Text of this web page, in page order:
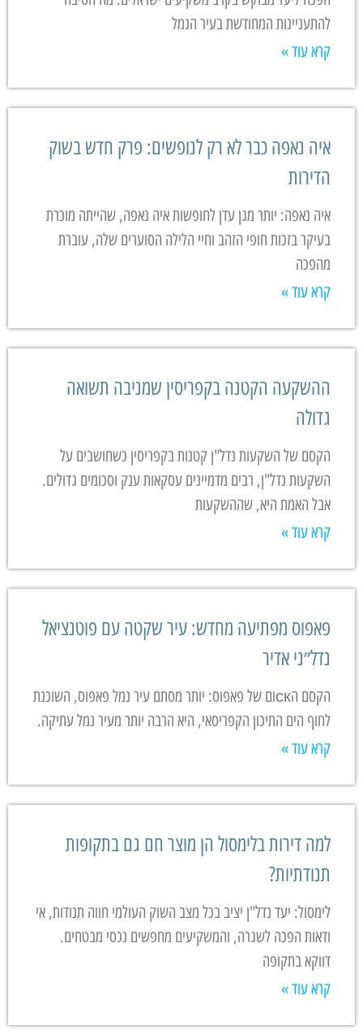
להתעניינות המחודשת בעיר הנמל
קרא עוד »
איה נאפה כבר לא רק לנופשים: פרק חדש בשוק
הדירות
איה נאפה: יותר מגן עדן לחופשות איה נאפה, שהייתה מוכרת
בעיקר בזכות חופי הזהב וחיי הלילה הסוערים שלה, עוברת
מהפכה
קרא עוד »
ההשקעה הקטנה בקפריסין שמניבה תשואה
גדולה
הקסם של השקעות נדל"ן קטנות בקפריסין כשחושבים על
השקעות נדל"ן, רבים מדמיינים עסקאות ענק וסכומים גדולים.
אבל האמת היא, שההשקעות
קרא עוד »
פאפוס מפתיעה מחדש: עיר שקטה עם פוטנציאל
נדל״ני אדיר
הקסם הскום של פאפוס: יותר מסתם עיר נמל פאפוס, השוכנת
לחוף הים התיכון הקפריסאי, היא הרבה יותר מעיר נמל עתיקה.
קרא עוד »
למה דירות בלימסול הן מוצר חם גם בתקופות
תנודתיות?
לימסול: יעד נדל"ן יציב בכל מצב השוק העולמי חווה תנודות, אי
ודאות הפכה לשגרה, והמשקיעים מחפשים נכסי מבטחים.
דווקא בתקופה
קרא עוד »